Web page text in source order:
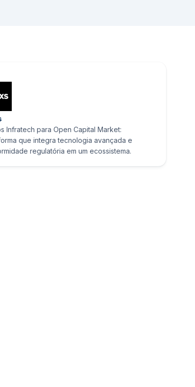
Infratech para Open Capital Market:
que integra tecnologia avançada e
regulatória em um ecossistema.